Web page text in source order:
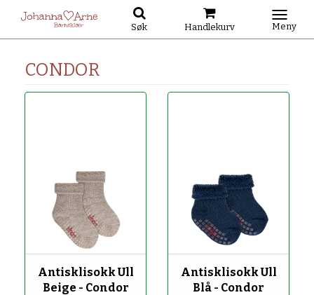
Søk Handlekurv Meny
CONDOR
-50%
Antisklisokk Ull
Beige - Condor
-50%
Antisklisokk Ull
Blå - Condor